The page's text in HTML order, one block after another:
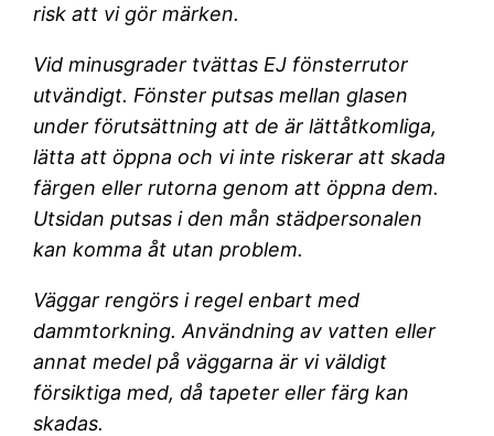
risk att vi gör märken.
Vid minusgrader tvättas EJ fönsterrutor
utvändigt. Fönster putsas mellan glasen
under förutsättning att de är lättåtkomliga,
lätta att öppna och vi inte riskerar att skada
färgen eller rutorna genom att öppna dem.
Utsidan putsas i den mån städpersonalen
kan komma åt utan problem.
Väggar rengörs i regel enbart med
dammtorkning. Användning av vatten eller
annat medel på väggarna är vi väldigt
försiktiga med, då tapeter eller färg kan
skadas.